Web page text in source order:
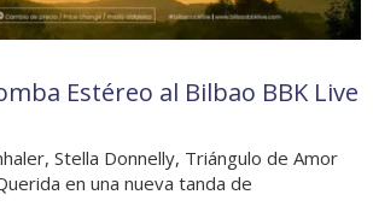
Estéreo al Bilbao BBK Live
Stella Donnelly, Triángulo de Amor
en una nueva tanda de